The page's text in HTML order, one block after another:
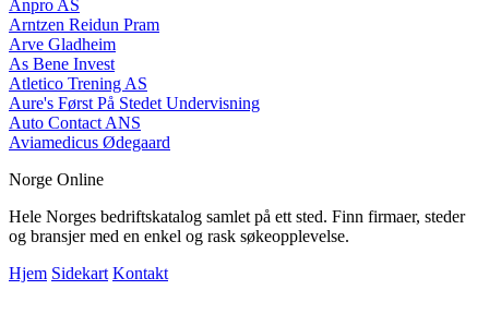
Anpro AS
Arntzen Reidun Pram
Arve Gladheim
As Bene Invest
Atletico Trening AS
Aure's Først På Stedet Undervisning
Auto Contact ANS
Aviamedicus Ødegaard
Norge Online
Hele Norges bedriftskatalog samlet på ett sted. Finn firmaer, steder
og bransjer med en enkel og rask søkeopplevelse.
Hjem Sidekart Kontakt